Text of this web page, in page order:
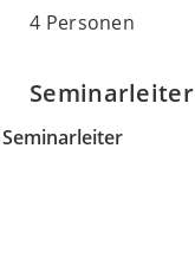
4 Personen
Seminarleiter
Seminarleiter